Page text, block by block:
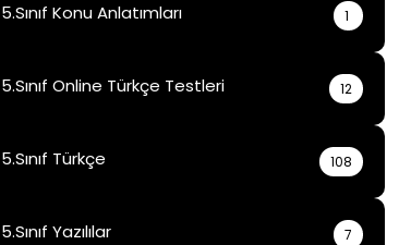
5.Sınıf Konu Anlatımları 1
5.Sınıf Online Türkçe Testleri 12
5.Sınıf Türkçe 108
5.Sınıf Yazılılar 7